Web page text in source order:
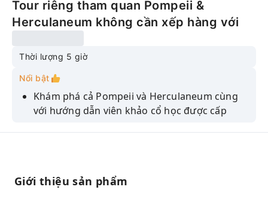
Tour riêng tham quan Pompeii &
Herculaneum không cần xếp hàng với
Thời lượng 5 giờ
Nổi bật
Khám phá cả Pompeii và Herculaneum cùng
với hướng dẫn viên khảo cổ học được cấp
Hãy chiêm ngưỡng các nhà hát, đền thờ, nhà
thổ và những bức tượng thạch cao mô phỏng
Giới thiệu sản phẩm